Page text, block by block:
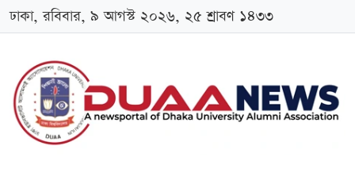
ঢাকা, রবিবার, ৯ আগস্ট ২০২৬, ২৫ শ্রাবণ ১৪৩৩